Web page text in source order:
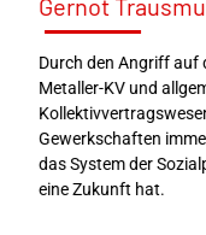
Gernot
Durch den Angriff auf
Metaller-KV und
Gewerkschaften
das System der
eine Zukunft hat.